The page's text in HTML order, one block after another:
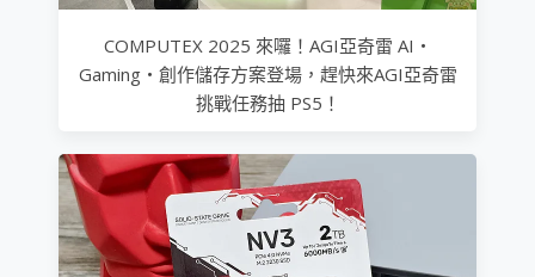
COMPUTEX 2025 來囉！AGI亞奇雷 AI・
Gaming・創作儲存方案登場，趕快來AGI亞奇雷
挑戰任務抽 PS5！